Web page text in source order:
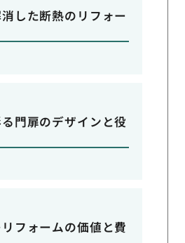
した断熱のリフォー
門扉のデザインと役
フォームの価値と費